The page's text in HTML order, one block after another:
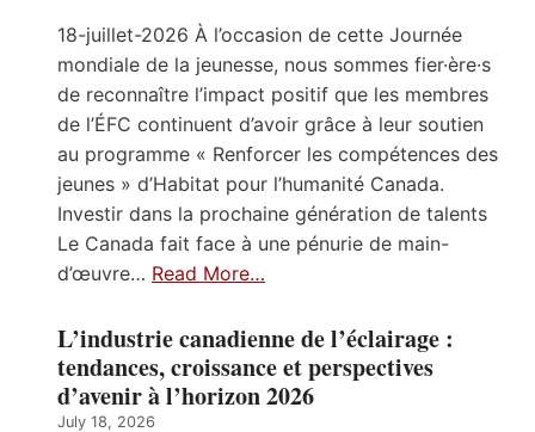
18-juillet-2026 À l’occasion de cette Journée
mondiale de la jeunesse, nous sommes fier·ère·s
de reconnaître l’impact positif que les membres
de l’ÉFC continuent d’avoir grâce à leur soutien
au programme « Renforcer les compétences des
jeunes » d’Habitat pour l’humanité Canada.
Investir dans la prochaine génération de talents
Le Canada fait face à une pénurie de main-
d’œuvre… Read More…
L’industrie canadienne de l’éclairage :
tendances, croissance et perspectives
d’avenir à l’horizon 2026
July 18, 2026